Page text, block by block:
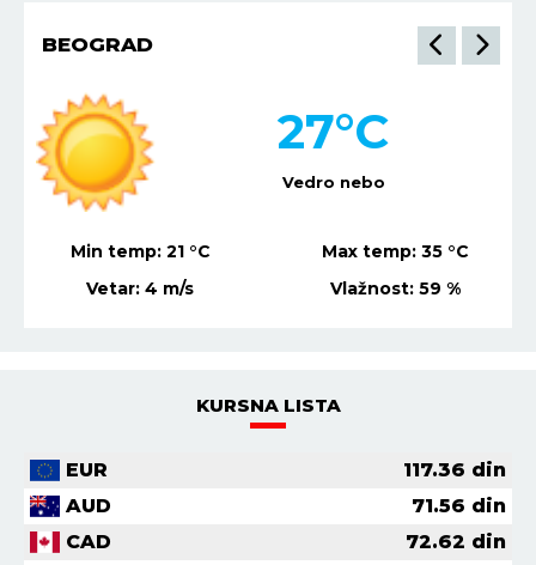
BEOGRAD
Vedro nebo
27°C
Min temp: 21 °C Max temp:35 °C
Vetar:4 m/s Vlažnost:59 %
KURSNA LISTA
EUR 117.36 din
AUD
71.56 din
CAD
72.62 din